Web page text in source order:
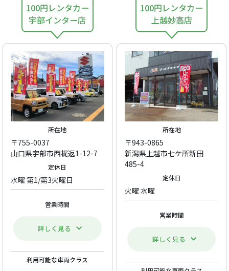
100円レンタカー
宇部インター店
所在地
〒755-0037
山口県宇部市西梶返1-12-7
定休日
水曜 第1/第3火曜日
営業時間
詳しく見る
利用可能な車両クラス
100円レンタカー
上越妙高店
所在地
〒943-0865
新潟県上越市七ケ所新田
485-4
定休日
火曜 水曜
営業時間
詳しく見る